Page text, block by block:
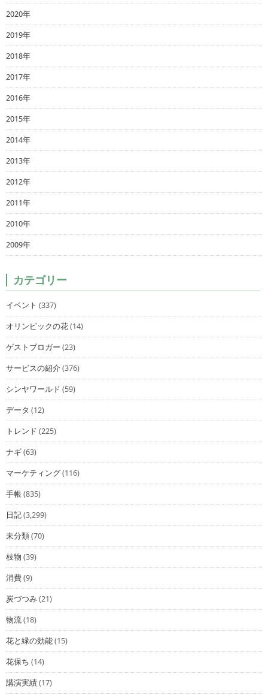
2020年
2019年
2018年
2017年
2016年
2015年
2014年
2013年
2012年
2011年
2010年
2009年
カテゴリー
イベント (337)
オリンピックの花(14)
ゲストブロガー (23)
サービスの紹介(376)
シンヤワールド (59)
データ (12)
トレンド (225)
ナギ(63)
マーケティング(116)
手帳(835)
日記(3,299)
未分類(70)
枝物 (39)
消費(9)
炭づつみ(21)
物流(18)
花と緑の効能(15)
花保ち (14)
講演実績(17)